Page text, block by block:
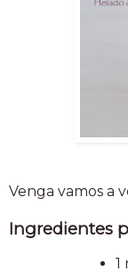
Venga vamos a
Ingredientes
1